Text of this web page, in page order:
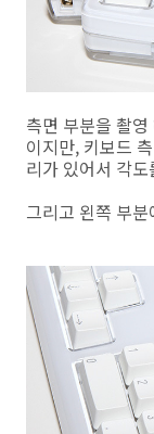
측면 부분을 촬
이지만, 키보드
리가 있어서 각
그리고 왼쪽 부